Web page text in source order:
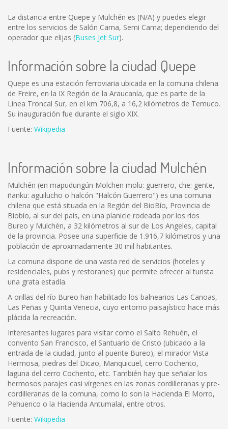
La distancia entre Quepe y Mulchén es (N/A) y puedes elegir
entre los servicios de Salón Cama, Semi Cama; dependiendo del
operador que elijas (Buses Jet Sur).
Información sobre la ciudad Quepe
Quepe es una estación ferroviaria ubicada en la comuna chilena
de Freire, en la IX Región de la Araucanía, que es parte de la
Línea Troncal Sur, en el km 706,8, a 16,2 kilómetros de Temuco.
Su inauguración fue durante el siglo XIX.
Fuente: Wikipedia
Información sobre la ciudad Mulchén
Mulchén (en mapudungún Molchen molu: guerrero, che: gente,
ñanku: aguilucho o halcón "Halcón Guerrero") es una comuna
chilena que está situada en la Región del BioBío, Provincia de
Biobío, al sur del país, en una planicie rodeada por los ríos
Bureo y Mulchén, a 32 kilómetros al sur de Los Angeles, capital
de la provincia. Posee una superficie de 1.916,7 kilómetros y una
población de aproximadamente 30 mil habitantes.
La comuna dispone de una vasta red de servicios (hoteles y
residenciales, pubs y restoranes) que permite ofrecer al turista
una grata estadía.
A orillas del río Bureo han habilitado los balnearios Las Canoas,
Las Peñas y Quinta Venecia, cuyo entorno paisajístico hace más
plácida la recreación.
Interesantes lugares para visitar como el Salto Rehuén, el
convento San Francisco, el Santuario de Cristo (ubicado a la
entrada de la ciudad, junto al puente Bureo), el mirador Vista
Hermosa, piedras del Dicao, Manquicuel, cerro Cochento,
laguna del cerro Cochento, etc. También hay que señalar los
hermosos parajes casi vírgenes en las zonas cordilleranas y pre-
cordilleranas de la comuna, como lo son la Hacienda El Morro,
Pehuenco o la Hacienda Antumalal, entre otros.
Fuente: Wikipedia